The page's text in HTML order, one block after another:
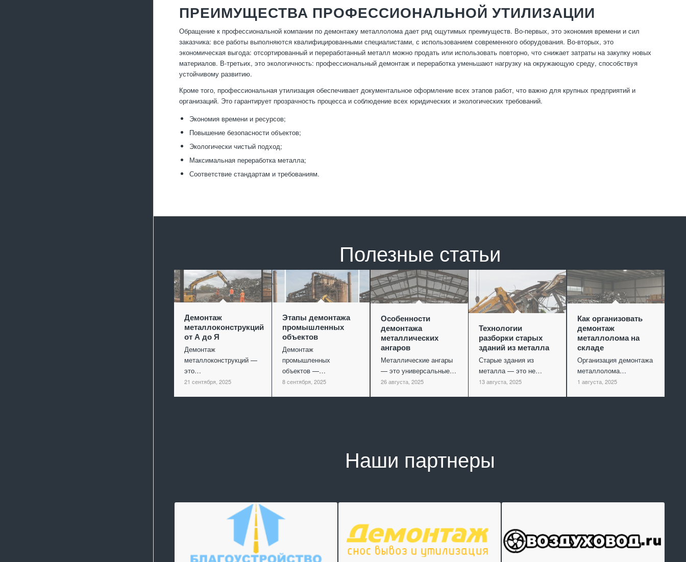
ПРЕИМУЩЕСТВА ПРОФЕССИОНАЛЬНОЙ УТИЛИЗАЦИИ
Обращение к профессиональной компании по демонтажу металлолома дает ряд ощутимых преимуществ. Во-первых, это экономия времени и сил
заказчика: все работы выполняются квалифицированными специалистами, с использованием современного оборудования. Во-вторых, это
экономическая выгода: отсортированный и переработанный металл можно продать или использовать повторно, что снижает затраты на закупку новых
материалов. В-третьих, это экологичность: профессиональный демонтаж и переработка уменьшают нагрузку на окружающую среду, способствуя
устойчивому развитию.
Кроме того, профессиональная утилизация обеспечивает документальное оформление всех этапов работ, что важно для крупных предприятий и
организаций. Это гарантирует прозрачность процесса и соблюдение всех юридических и экологических требований.
Экономия времени и ресурсов;
Повышение безопасности объектов;
Экологически чистый подход;
Максимальная переработка металла;
Соответствие стандартам и требованиям.
Полезные статьи
Демонтаж
металлоконструкций
от А до Я
Демонтаж
металлоконструкций —
это…
21 сентября, 2025
Этапы демонтажа
промышленных
объектов
Демонтаж
промышленных
объектов —…
8 сентября, 2025
Особенности
демонтажа
металлических
ангаров
Металлические ангары
— это универсальные…
26 августа, 2025
Технологии
разборки старых
зданий из металла
Старые здания из
металла — это не…
13 августа, 2025
Как организовать
демонтаж
металлолома на
складе
Организация демонтажа
металлолома…
1 августа, 2025
Наши партнеры